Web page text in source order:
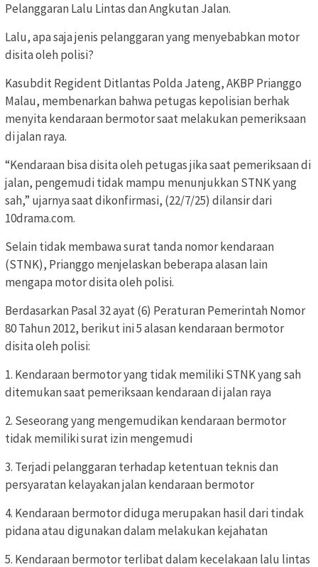
Pelanggaran Lalu Lintas dan Angkutan Jalan.
Lalu, apa saja jenis pelanggaran yang menyebabkan motor
disita oleh polisi?
Kasubdit Regident Ditlantas Polda Jateng, AKBP Prianggo
Malau, membenarkan bahwa petugas kepolisian berhak
menyita kendaraan bermotor saat melakukan pemeriksaan
di jalan raya.
“Kendaraan bisa disita oleh petugas jika saat pemeriksaan di
jalan, pengemudi tidak mampu menunjukkan STNK yang
sah,” ujarnya saat dikonfirmasi, (22/7/25) dilansir dari
10drama.com.
Selain tidak membawa surat tanda nomor kendaraan
(STNK), Prianggo menjelaskan beberapa alasan lain
mengapa motor disita oleh polisi.
Berdasarkan Pasal 32 ayat (6) Peraturan Pemerintah Nomor
80 Tahun 2012, berikut ini 5 alasan kendaraan bermotor
disita oleh polisi:
1. Kendaraan bermotor yang tidak memiliki STNK yang sah
ditemukan saat pemeriksaan kendaraan di jalan raya
2. Seseorang yang mengemudikan kendaraan bermotor
tidak memiliki surat izin mengemudi
3. Terjadi pelanggaran terhadap ketentuan teknis dan
persyaratan kelayakan jalan kendaraan bermotor
4. Kendaraan bermotor diduga merupakan hasil dari tindak
pidana atau digunakan dalam melakukan kejahatan
5. Kendaraan bermotor terlibat dalam kecelakaan lalu lintas